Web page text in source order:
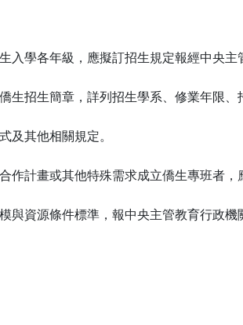
入學各年級，應擬訂招生規定報經中央主
生招生簡章，詳列招生學系、修業年限、
及其他相關規定。
作計畫或其他特殊需求成立僑生專班者，
與資源條件標準，報中央主管教育行政機